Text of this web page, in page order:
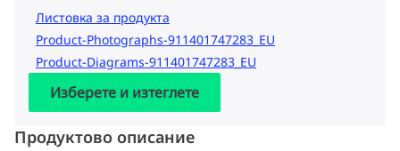
Листовка за продукта
Product-Photographs-911401747283_EU
Product-Diagrams-911401747283_EU
Изберете и изтеглете
Продуктово описание